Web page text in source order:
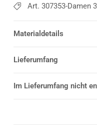
Art. 307353-Damen
Materialdetails
Lieferumfang
Im Lieferumfang nicht